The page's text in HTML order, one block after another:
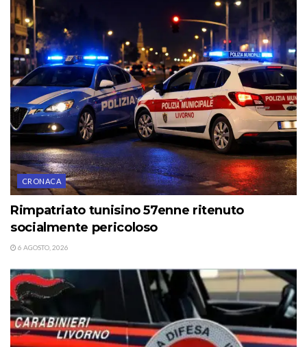
CRONACA
Rimpatriato tunisino 57enne ritenuto
socialmente pericoloso
6 AGOSTO, 2026